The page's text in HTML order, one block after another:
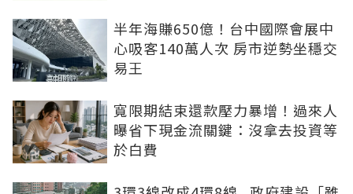
半年海賺650億！台中國際會展中
心吸客140萬人次 房市逆勢坐穩交
易王
寬限期結束還款壓力暴增！過來人
曝省下現金流關鍵：沒拿去投資等
於白費